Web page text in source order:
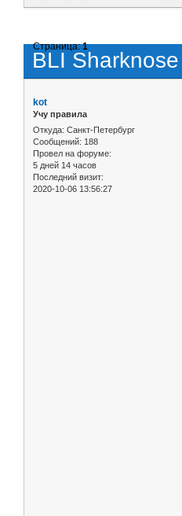
BLI
Страница:1
kot
Учу правила
Откуда: Санкт-Петербург
Сообщений: 188
Провел на форуме:
5 дней 14 часов
Последний визит:
2020-10-06 13:56:27